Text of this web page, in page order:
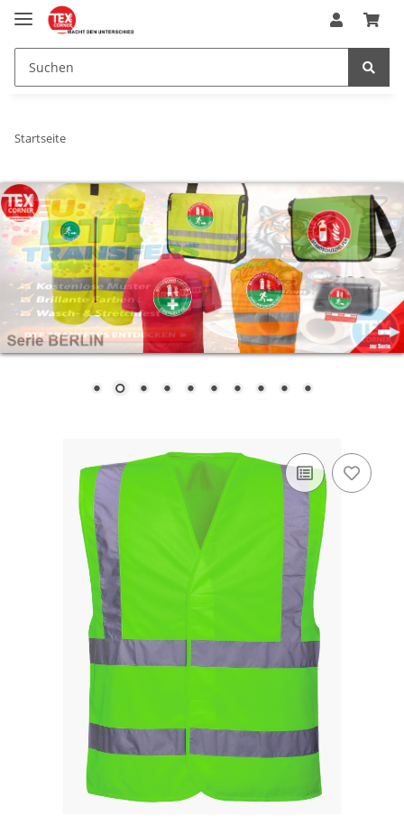
Startseite